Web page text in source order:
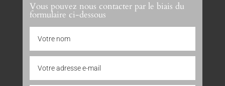
Vous pouvez nous contacter par le biais du
formulaire ci-dessous